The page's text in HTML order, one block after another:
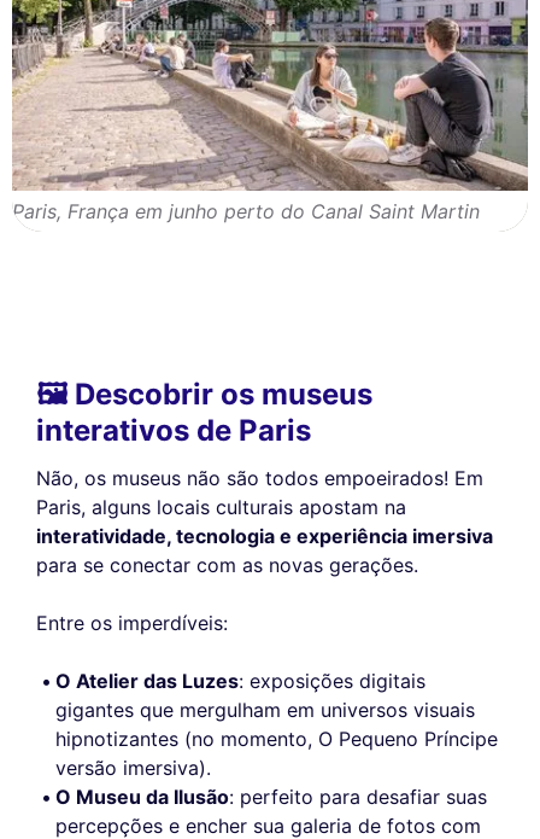
Paris, França em junho perto do Canal Saint Martin
🖼️ Descobrir os museus
interativos de Paris
Não, os museus não são todos empoeirados! Em
Paris, alguns locais culturais apostam na
interatividade, tecnologia e experiência imersiva
para se conectar com as novas gerações.
Entre os imperdíveis:
O Atelier das Luzes: exposições digitais
gigantes que mergulham em universos visuais
hipnotizantes (no momento, O Pequeno Príncipe
versão imersiva).
O Museu da Ilusão: perfeito para desafiar suas
percepções e encher sua galeria de fotos com